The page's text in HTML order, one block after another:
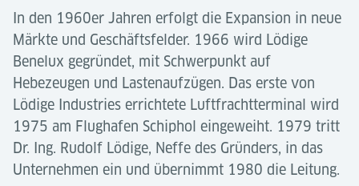
In den 1960er Jahren erfolgt die Expansion in neue
Märkte und Geschäftsfelder. 1966 wird Lödige
Benelux gegründet, mit Schwerpunkt auf
Hebezeugen und Lastenaufzügen. Das erste von
Lödige Industries errichtete Luftfrachtterminal wird
1975 am Flughafen Schiphol eingeweiht. 1979 tritt
Dr. Ing. Rudolf Lödige, Neffe des Gründers, in das
Unternehmen ein und übernimmt 1980 die Leitung.